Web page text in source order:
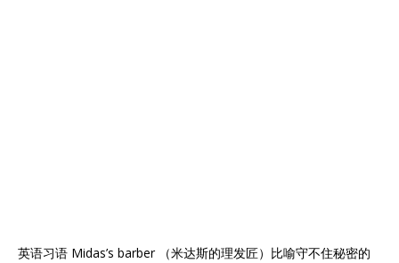
英语习语 Midas’s barber （米达斯的理发匠）比喻守不住秘密的